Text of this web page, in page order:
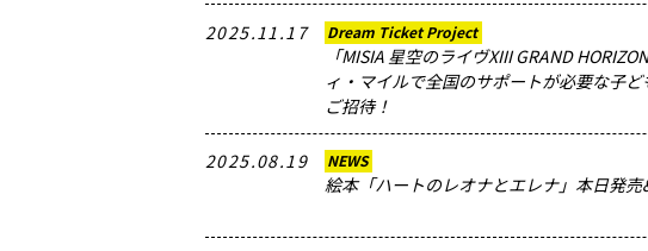
2025.11.17 Dream Ticket Project
「MISIA 星空のライヴXIII GRAND
ィ・マイルで全国のサポートが必要な子
ご招待！
2025.08.19 NEWS
絵本「ハートのレオナとエレナ」本日発売